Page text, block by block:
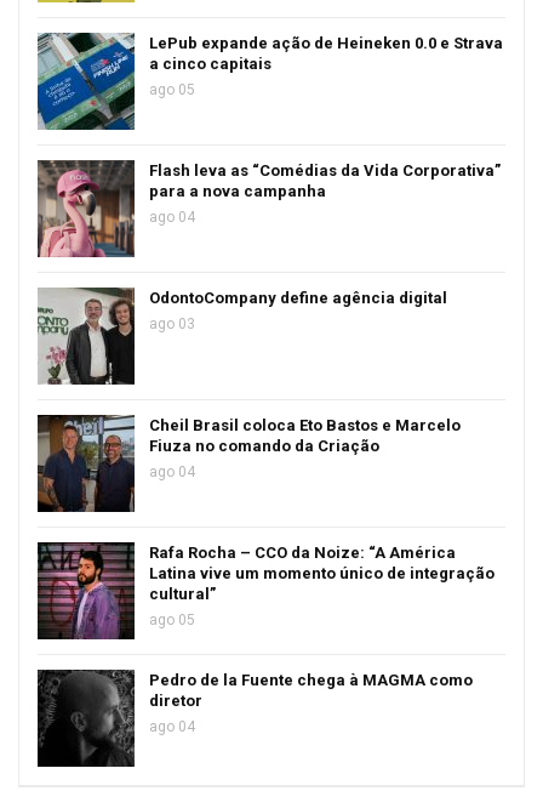
LePub expande ação de Heineken 0.0 e Strava
a cinco capitais
ago 05
Flash leva as “Comédias da Vida Corporativa”
para a nova campanha
ago 04
OdontoCompany define agência digital
ago 03
Cheil Brasil coloca Eto Bastos e Marcelo
Fiuza no comando da Criação
ago 04
Rafa Rocha – CCO da Noize: “A América
Latina vive um momento único de integração
cultural”
ago 05
Pedro de la Fuente chega à MAGMA como
diretor
ago 04